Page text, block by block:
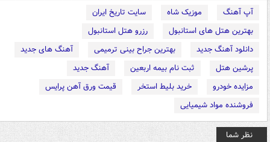
آپ آهنگ موزیک شاه
سایت تاریخ ایران
بهترین هتل های استانبول
رزرو هتل استانبول
دانلود آهنگ جدید
بهترین جراح بینی ترمیمی
آهنگ های جدید
پرشین هتل
ثبت نام بیمه اربعین
آهنگ جدید
مزایده خودرو
خرید بلیط استخر
قیمت ورق آهن پرایس
فروشنده مواد شیمیایی
نظر شما